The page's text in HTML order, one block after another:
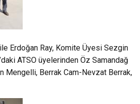
Erdoğan Ray, Komite Üyesi Sezgin
ATSO üyelerinden Öz Samandağ
Mengelli, Berrak Cam-Nevzat Berrak,